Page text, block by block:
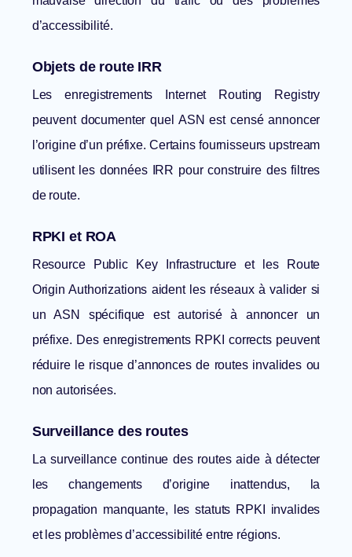
d’accessibilité.
Objets de route IRR
Les enregistrements Internet Routing Registry
peuvent documenter quel ASN est censé annoncer
l’origine d’un préfixe. Certains fournisseurs upstream
utilisent les données IRR pour construire des filtres
de route.
RPKI et ROA
Resource Public Key Infrastructure et les Route
Origin Authorizations aident les réseaux à valider si
unASN
spécifique est autorisé à annoncer un
préfixe. Des enregistrements RPKI corrects peuvent
réduire le risque d’annonces de routes invalides ou
non autorisées.
Surveillance des routes
La surveillance continue des routes aide à détecter
les changements d’origine inattendus, la
propagation manquante, les statuts RPKI invalides
et les problèmes d’accessibilité entre régions.